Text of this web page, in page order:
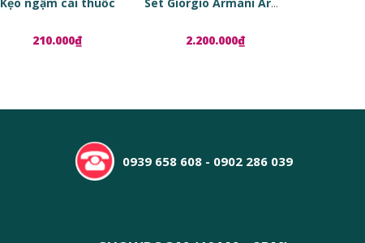
210.000₫
Set Giorgio Armani Armani Code
2.200.000₫
0939 658 608 - 0902 286 039